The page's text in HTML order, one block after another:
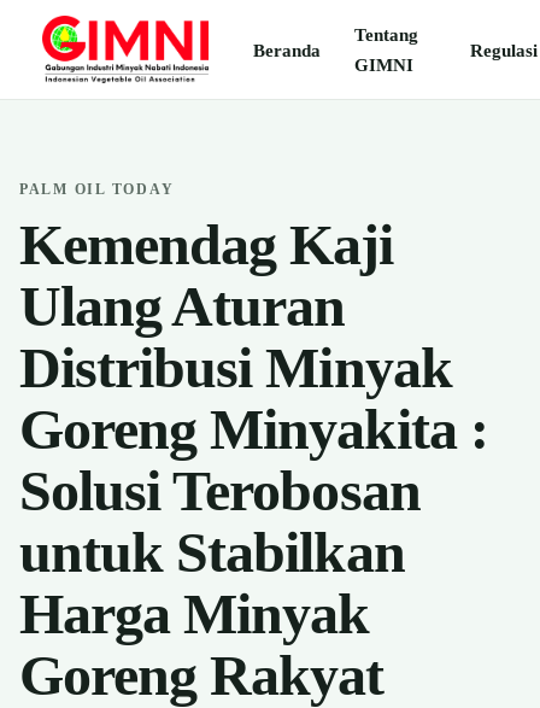
Beranda
Tentang
GIMNI
Regulasi
PALM OIL TODAY
Kemendag Kaji
Ulang Aturan
Distribusi Minyak
Goreng Minyakita :
Solusi Terobosan
untuk Stabilkan
Harga Minyak
Goreng Rakyat